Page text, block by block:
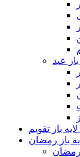
عید
باز تقویم
باز رمضان
رمضان